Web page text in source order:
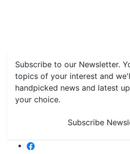
Subscribe to our Newsletter.
topics of your interest and
handpicked news and latest
your choice.
Subscribe